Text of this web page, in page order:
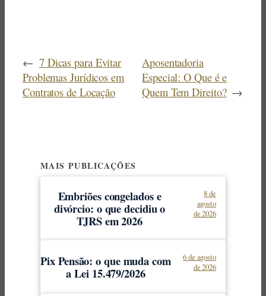
← 7 Dicas para Evitar
Problemas Jurídicos em
Contratos de Locação
Aposentadoria
Especial: O Que é e
Quem Tem Direito? →
MAIS PUBLICAÇÕES
Embriões congelados e
divórcio: o que decidiu o
TJRS em 2026
8 de
agosto
de 2026
Pix Pensão: o que muda com
a Lei 15.479/2026
6 de agosto
de 2026